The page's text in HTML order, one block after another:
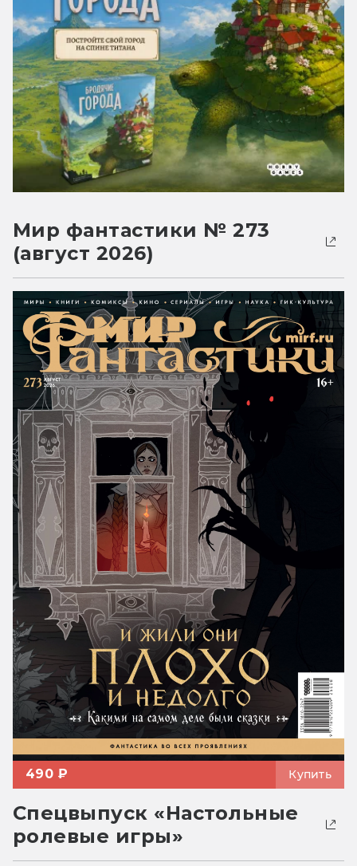
Мир фантастики № 273
(август 2026)
490 ₽ Купить
Спецвыпуск «Настольные
ролевые игры»